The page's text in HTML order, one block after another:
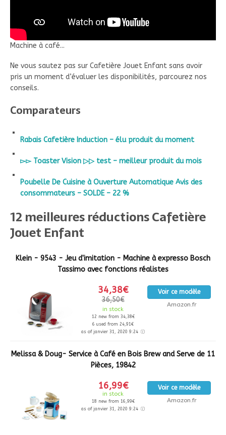
Machine à café...
Ne vous sautez pas sur Cafetière Jouet Enfant sans avoir
pris un moment d’évaluer les disponibilités, parcourez nos
conseils.
Comparateurs
Rabais Cafetière Induction – élu produit du moment
▻▻ Toaster Vision ▷▷ test – meilleur produit du mois
Poubelle De Cuisine à Ouverture Automatique Avis des
consommateurs – SOLDE – 22 %
12 meilleures réductions Cafetière
Jouet Enfant
Klein - 9543 - Jeu d'imitation - Machine à expresso Bosch
Tassimo avec fonctions réalistes
34,38€
36,50€
in stock
12 new from 34,38€
6 used from 24,91€
as of janvier 31, 2020 9:24
Voir ce modèle
Amazon.fr
Melissa & Doug- Service à Café en Bois Brew and Serve de 11
Pièces, 19842
16,99€
in stock
18 new from 16,99€
as of janvier 31, 2020 9:24
Voir ce modèle
Amazon.fr